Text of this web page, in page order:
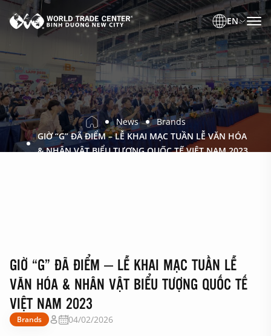
EN
News
Brands
GIỜ “G” ĐÃ ĐIỂM – LỄ KHAI MẠC TUẦN LỄ VĂN HÓA
& NHÂN VẬT BIỂU TƯỢNG QUỐC TẾ VIỆT NAM 2023
GIỜ “G” ĐÃ ĐIỂM – LỄ KHAI MẠC TUẦN LỄ
VĂN HÓA & NHÂN VẬT BIỂU TƯỢNG QUỐC TẾ
VIỆT NAM 2023
Brands 04/02/2026